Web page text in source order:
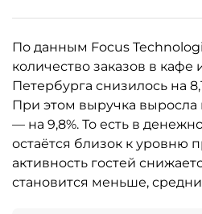
По данным Focus
количество заказов в кафе
Петербурга снизилось на
При этом выручка выросла
— на 9,8%. То есть в
остаётся близок к уровню
активность гостей
становится меньше,